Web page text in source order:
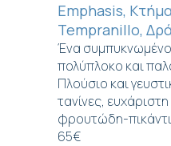
Emphasis,
Tempranillo,
Ένα
πολύπλοκο και
Πλούσιο και
τανίνες,
φρουτώδη-
65€